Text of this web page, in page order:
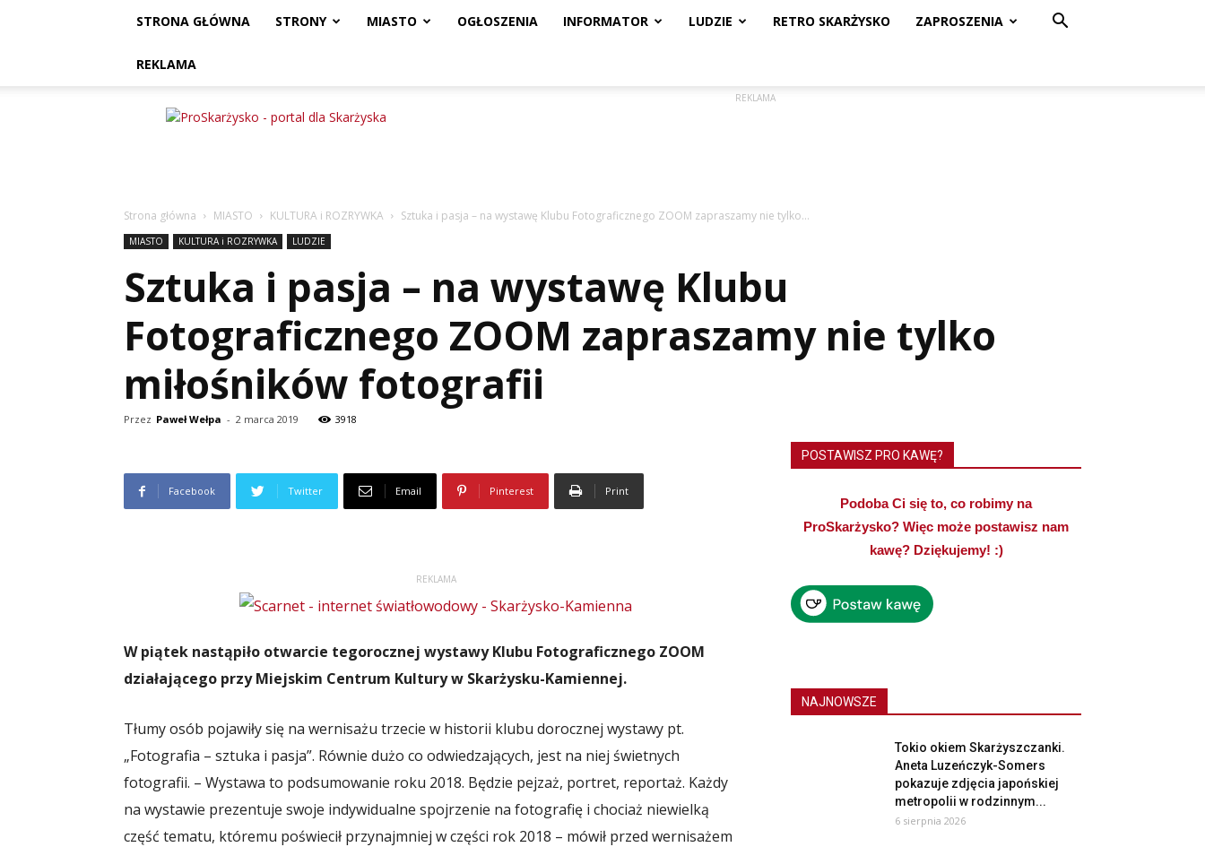
STRONA GŁÓWNA STRONY MIASTO OGŁOSZENIA INFORMATOR LUDZIE RETRO SKARŻYSKO ZAPROSZENIA
REKLAMA
ProSkarżysko
REKLAMA
Strona główna MIASTO KULTURA i ROZRYWKA Sztuka i pasja – na wystawę Klubu Fotograficznego ZOOM zapraszamy nie tylko...
MIASTO KULTURA i ROZRYWKA LUDZIE
Sztuka i pasja – na wystawę Klubu
Fotograficznego ZOOM zapraszamy nie tylko
miłośników fotografii
Przez Paweł Wełpa - 2 marca 2019 3918
Facebook Twitter Email Pinterest Print
REKLAMA
W piątek nastąpiło otwarcie tegorocznej wystawy Klubu Fotograficznego ZOOM
działającego przy Miejskim Centrum Kultury w Skarżysku-Kamiennej.
Tłumy osób pojawiły się na wernisażu trzecie w historii klubu dorocznej wystawy pt.
„Fotografia – sztuka i pasja”. Równie dużo co odwiedzających, jest na niej świetnych
fotografii. – Wystawa to podsumowanie roku 2018. Będzie pejzaż, portret, reportaż. Każdy
na wystawie prezentuje swoje indywidualne spojrzenie na fotografię i chociaż niewielką
część tematu, któremu poświecił przynajmniej w części rok 2018 – mówił przed wernisażem
POSTAWISZ PRO KAWĘ?
Podoba Ci się to, co robimy na
ProSkarżysko? Więc może postawisz nam
kawę? Dziękujemy! :)
NAJNOWSZE
Tokio okiem Skarżyszczanki.
Aneta Luzeńczyk-Somers
pokazuje zdjęcia japońskiej
metropolii w rodzinnym...
6 sierpnia 2026